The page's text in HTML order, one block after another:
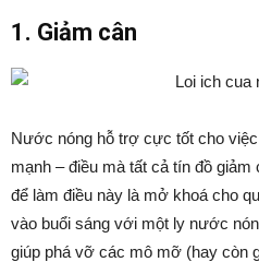
1. Giảm cân
Nước nóng hỗ trợ cực tốt cho
mạnh – điều mà tất cả tín đồ
để làm điều này là mở khoá cho
vào buổi sáng với một ly nước
giúp phá vỡ các mô mỡ (hay còn